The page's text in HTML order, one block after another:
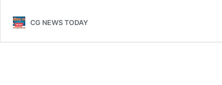
CG NEWS TODAY